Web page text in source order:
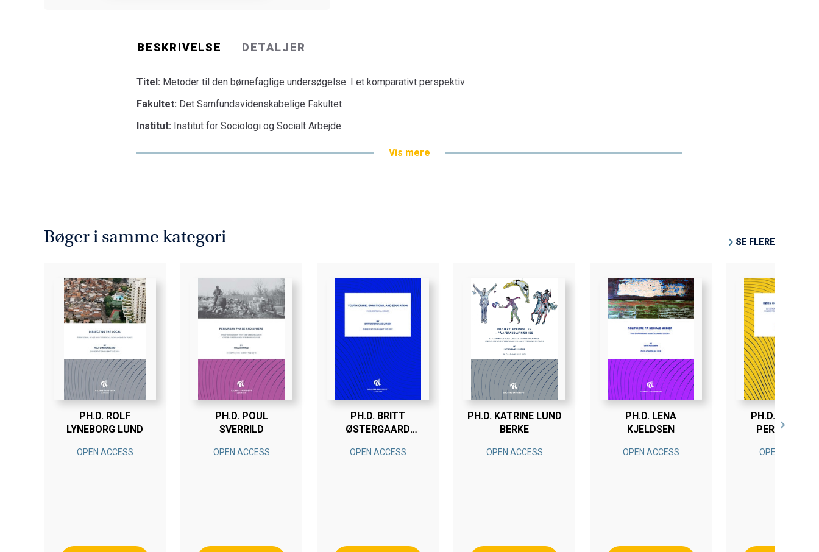
BESKRIVELSE DETALJER
Titel: Metoder til den børnefaglige undersøgelse. I et komparativt perspektiv
Fakultet: Det Samfundsvidenskabelige Fakultet
Institut: Institut for Sociologi og Socialt Arbejde
Vis mere
Bøger i samme kategori SE FLERE
PH.D. ROLF
LYNEBORG LUND
OPEN ACCESS
PH.D. POUL
SVERRILD
OPEN ACCESS
PH.D. BRITT
ØSTERGAARD
OPEN ACCESS
PH.D. KATRINE LUND
BERKE
OPEN ACCESS
PH.D. LENA
KJELDSEN
OPEN ACCESS
PH.D.
PERREGAARD
OPEN ACCESS